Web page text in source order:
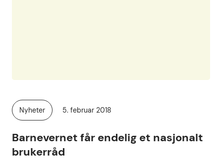
Barnevernet får endelig et nasjonalt
brukerråd
Kategori:
Nyheter Publisert
5. februar 2018